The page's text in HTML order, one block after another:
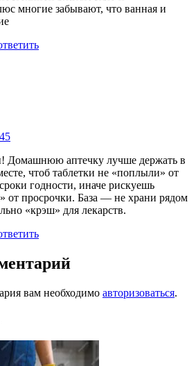
многие забывают, что ванная и
Домашнюю аптечку лучше держать в
чтоб таблетки не «поплыли» от
годности, иначе рискуешь
от просрочки. База — не храни рядом
«крэш» для лекарств.
вам необходимо авторизоваться.